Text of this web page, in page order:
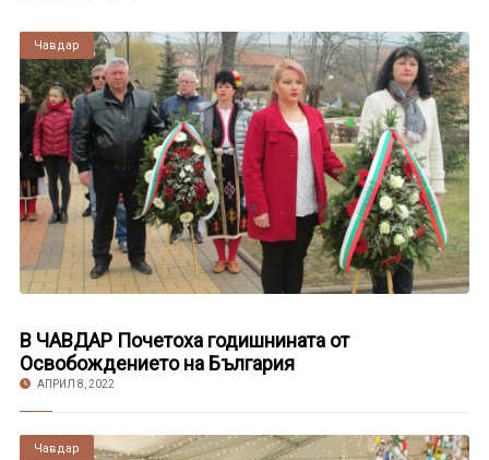
Чавдар
В ЧАВДАР Почетоха годишнината от
Освобождението на България
АПРИЛ 8, 2022
Чавдар